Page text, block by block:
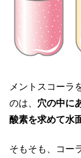
メントスコーラ
のは、 穴の中に
酸素を求めて水
そもそも、コー